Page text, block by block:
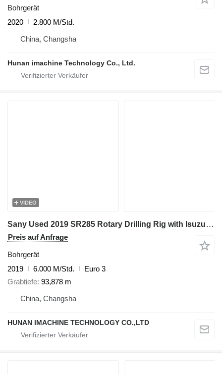
Bohrgerät
2020
2.800 M/Std.
China, Changsha
Hunan imachine Technology Co., Ltd.
VIDEO
Sany Used 2019 SR285 Rotary Drilling Rig with Isuzu Engine & 508-4*16
Preis auf Anfrage
Bohrgerät
2019
6.000 M/Std.
Euro 3
Grabtiefe 93,878 m
China, Changsha
HUNAN IMACHINE TECHNOLOGY CO.,LTD